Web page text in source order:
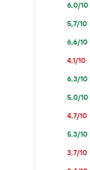
6,0/10
5,7/10
6,6/10
4,1/10
6,3/10
5,0/10
4,7/10
5,3/10
3,7/10